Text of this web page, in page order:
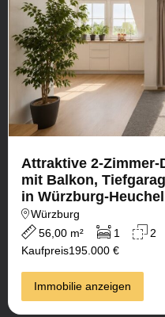
Attraktive 2-
mit Balkon,
in Würzburg-
Würzburg
56,00 m²
1 2
Kaufpreis195.000 €
Immobilie anzeigen